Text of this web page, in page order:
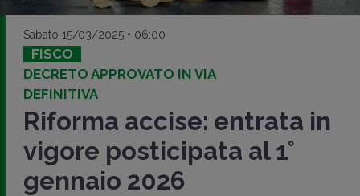
Sabato 15/03/2025 • 06:00
FISCO
DECRETO APPROVATO IN VIA
DEFINITIVA
Riforma accise: entrata in
vigore posticipata al 1°
gennaio 2026